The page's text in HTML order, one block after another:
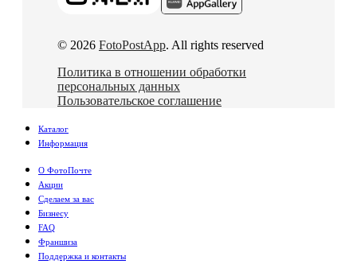
© 2026 FotoPostApp. All rights reserved
Политика в отношении обработки
персональных данных
Пользовательское соглашение
Каталог
Информация
О ФотоПочте
Акции
Сделаем за вас
Бизнесу
FAQ
Франшиза
Поддержка и контакты